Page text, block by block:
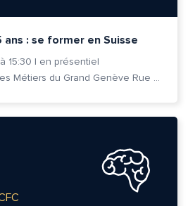
ans : se former en Suisse
à 15:30 | en présentiel
Cité des Métiers du Grand Genève Rue Prévost-Martin 6 1205 Genève